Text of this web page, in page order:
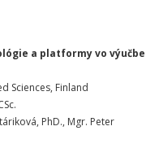
a platformy vo výučbe
Sciences, Finland
PhD., Mgr. Peter